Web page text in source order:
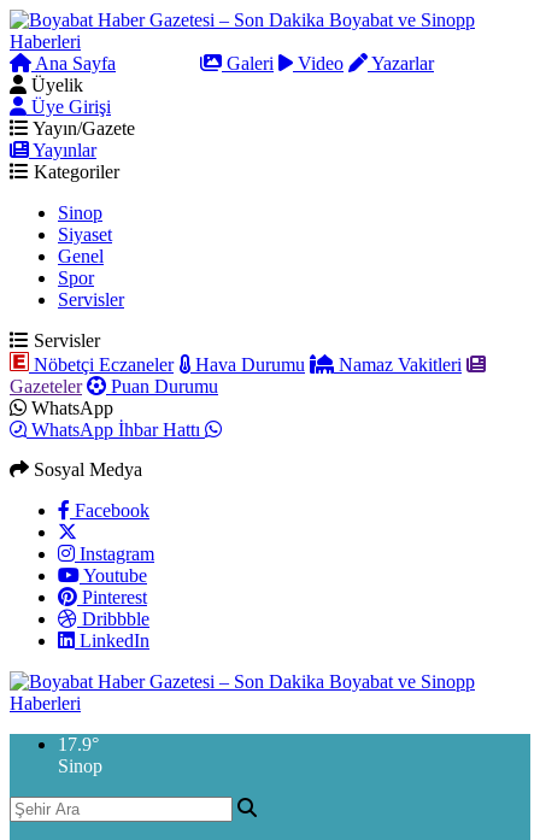
Ana Sayfa Galeri Video
Yazarlar
Üyelik
Üye Girişi
Yayın/Gazete
Yayınlar
Kategoriler
Sinop
Siyaset
Genel
Spor
Servisler
Servisler
Nöbetçi Eczaneler
Hava Durumu
Namaz Vakitleri
Gazeteler
Puan Durumu
WhatsApp
WhatsApp İhbar Hattı
Sosyal Medya
Facebook
Instagram
Youtube
Pinterest
Dribbble
LinkedIn
17.9°
Sinop